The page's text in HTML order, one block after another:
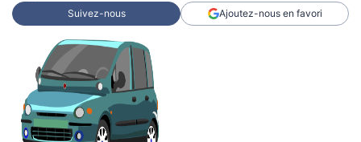
Suivez-nous Ajoutez-nous en favori